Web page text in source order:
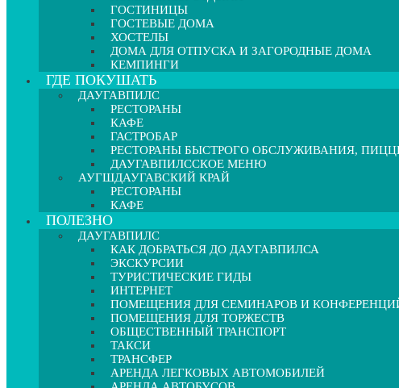
ГОСТИНИЦЫ
ГОСТЕВЫЕ ДОМА
ХОСТЕЛЫ
ДОМА ДЛЯ ОТПУСКА И ЗАГОРОДНЫЕ ДОМА
КЕМПИНГИ
ГДЕ ПОКУШАТЬ
ДАУГАВПИЛС
РЕСТОРАНЫ
КАФЕ
ГАСТРОБАР
РЕСТОРАНЫ БЫСТРОГО ОБСЛУЖИВАНИЯ,
ДАУГАВПИЛССКОЕ МЕНЮ
АУГШДАУГАВСКИЙ КРАЙ
РЕСТОРАНЫ
КАФЕ
ПОЛЕЗНО
ДАУГАВПИЛС
КАК ДОБРАТЬСЯ ДО ДАУГАВПИЛСА
ЭКСКУРСИИ
ТУРИСТИЧЕСКИЕ ГИДЫ
ИНТЕРНЕТ
ПОМЕЩЕНИЯ ДЛЯ СЕМИНАРОВ И
ПОМЕЩЕНИЯ ДЛЯ ТОРЖЕСТВ
ОБЩЕСТВЕННЫЙ ТРАНСПОРТ
ТАКСИ
ТРАНСФЕР
АРЕНДА ЛЕГКОВЫХ АВТОМОБИЛЕЙ